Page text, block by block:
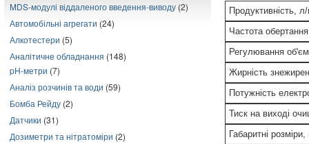
MDS-модулі віддаленого введення-виводу (2)
Автомобільні агрегати (24)
Алкотестери (5)
Аналітичне обладнання (148)
pH-метри (7)
Аналіз розчинів та води (59)
Бомба Рейду (2)
Датчики (31)
Дозиметри та нітратоміри (2)
Продуктивність,
Частота
Регулювання
Жирність
Потужність
Тиск на виході
Габаритні